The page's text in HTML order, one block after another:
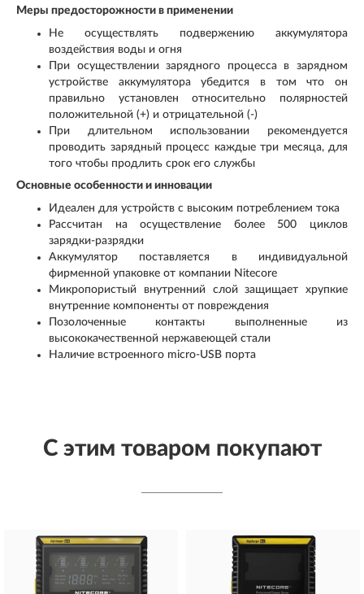
Меры предосторожности в применении
Не осуществлять подвержению аккумулятора
воздействия воды и огня
При осуществлении зарядного процесса в зарядном
устройстве аккумулятора убедится в том что он
правильно установлен относительно полярностей
положительной (+) и отрицательной (-)
При длительном использовании рекомендуется
проводить зарядный процесс каждые три месяца, для
того чтобы продлить срок его службы
Основные особенности и инновации
Идеален для устройств с высоким потреблением тока
Рассчитан на осуществление более 500 циклов
зарядки-разрядки
Аккумулятор поставляется в индивидуальной
фирменной упаковке от компании Nitecore
Микропористый внутренний слой защищает хрупкие
внутренние компоненты от повреждения
Позолоченные контакты выполненные из
высококачественной нержавеющей стали
Наличие встроенного micro-USB порта
С этим товаром покупают